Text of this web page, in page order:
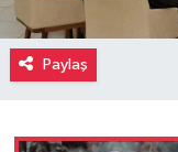
Paylaş